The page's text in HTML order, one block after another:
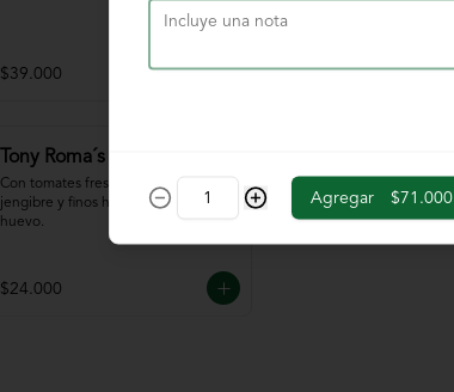
$39.000
Tony Roma´s Tomato Soup
Con tomates frescos, aderezada con
jengibre y finos hilos de clara de
huevo.
$24.000
Agregar $71.000